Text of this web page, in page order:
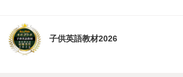
子供英語教材2026